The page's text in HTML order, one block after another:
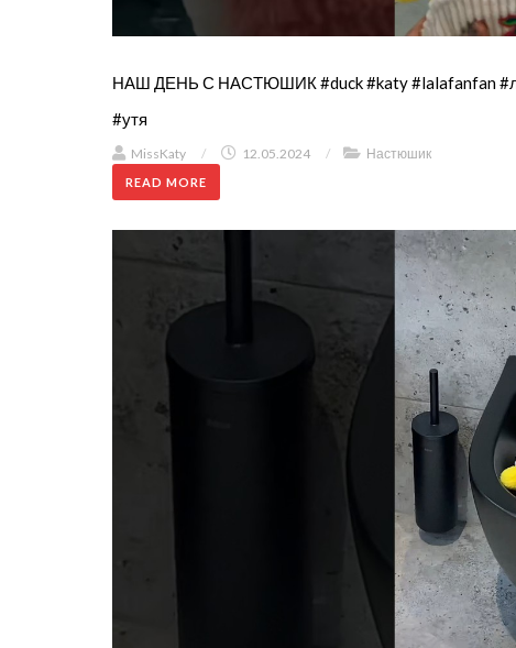
НАШ ДЕНЬ С НАСТЮШИК #duck #katy #lalafanfan
#утя
MissKaty / 12.05.2024 / Настюшик
READ MORE